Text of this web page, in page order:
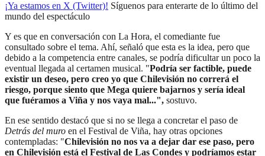
¡Ya estamos en X (Twitter)! Síguenos para enterarte de lo último del
mundo del espectáculo
Y es que en conversación con La Hora, el comediante fue
consultado sobre el tema. Ahí, señaló que esta es la idea, pero que
debido a la competencia entre canales, se podría dificultar un poco la
eventual llegada al certamen musical. "Podría ser factible, puede
existir un deseo, pero creo yo que Chilevisión no correrá el
riesgo, porque siento que Mega quiere bajarnos y sería ideal
que fuéramos a Viña y nos vaya mal...", sostuvo.
En ese sentido destacó que si no se llega a concretar el paso de
Detrás del muro en el Festival de Viña, hay otras opciones
contempladas: "Chilevisión no nos va a dejar dar ese paso, pero
en Chilevisión está el Festival de Las Condes y podríamos estar